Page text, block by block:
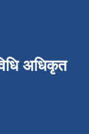
अधिकृत